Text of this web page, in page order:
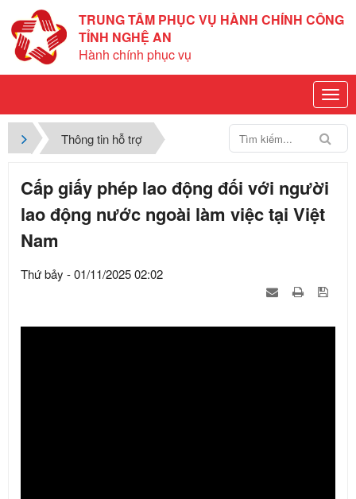
TRUNG TÂM PHỤC VỤ HÀNH CHÍNH CÔNG
TỈNH NGHỆ AN
Hành chính phục vụ
Thông tin hỗ trợ
Cấp giấy phép lao động đối với người
lao động nước ngoài làm việc tại Việt
Nam
Thứ bảy - 01/11/2025 02:02